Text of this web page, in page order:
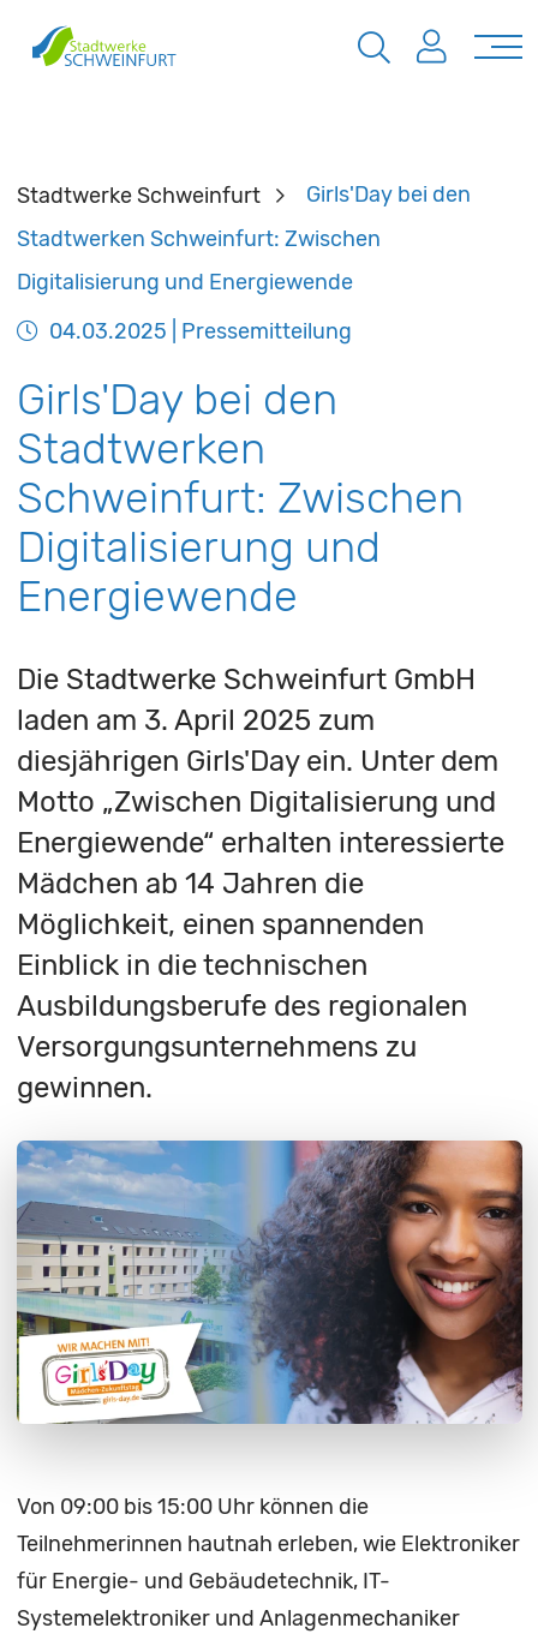
Stadtwerke Schweinfurt
Girls'Day bei den
Stadtwerken Schweinfurt: Zwischen
Digitalisierung und Energiewende
04.03.2025 | Pressemitteilung
Girls'Day bei den
Stadtwerken
Schweinfurt: Zwischen
Digitalisierung und
Energiewende
Die Stadtwerke Schweinfurt GmbH
laden am 3. April 2025 zum
diesjährigen Girls'Day ein. Unter dem
Motto „Zwischen Digitalisierung und
Energiewende“ erhalten interessierte
Mädchen ab 14 Jahren die
Möglichkeit, einen spannenden
Einblick in die technischen
Ausbildungsberufe des regionalen
Versorgungsunternehmens zu
gewinnen.
Von 09:00 bis 15:00 Uhr können die
Teilnehmerinnen hautnah erleben, wie Elektroniker
für Energie- und Gebäudetechnik, IT-
Systemelektroniker und Anlagenmechaniker